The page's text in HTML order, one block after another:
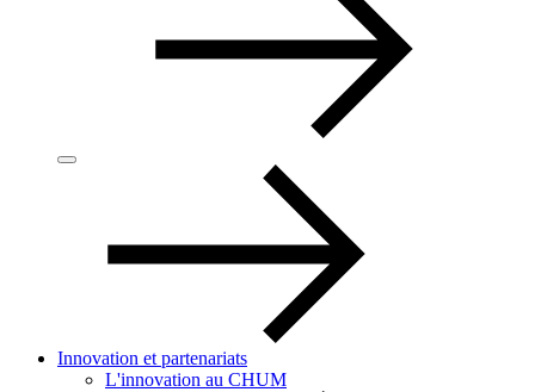
Innovation et partenariats
L'innovation au CHUM